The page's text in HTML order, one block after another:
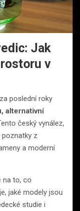
Jak
v
poslední roky
alternativní
český vynález,
poznatky z
a moderní
na to, co
jaké modely jsou
studie i